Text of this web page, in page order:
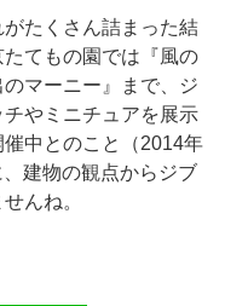
たくさん詰まった結
てもの園では『風の
マーニー』まで、ジ
やミニチュアを展示
中とのこと（2014年
建物の観点からジブ
んね。